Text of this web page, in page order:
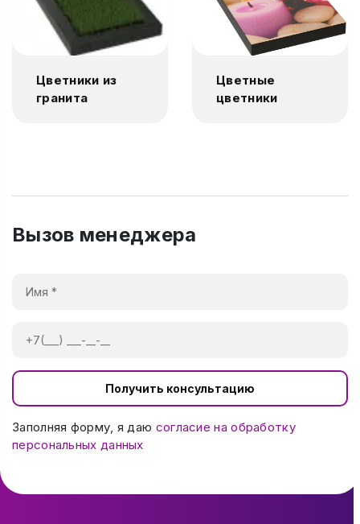
Цветники из
гранита
Цветные
цветники
Вызов менеджера
Получить консультацию
Заполняя форму, я даю согласие на обработку
персональных данных